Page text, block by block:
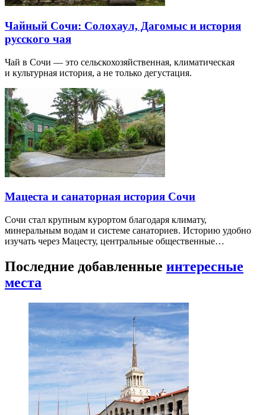
Чайный Сочи: Солохаул, Дагомыс и история
русского чая
Чай в Сочи — это сельскохозяйственная, климатическая
и культурная история, а не только дегустация.
Мацеста и санаторная история Сочи
Сочи стал крупным курортом благодаря климату,
минеральным водам и системе санаториев. Историю удобно
изучать через Мацесту, центральные общественные…
Последние добавленные интересные
места